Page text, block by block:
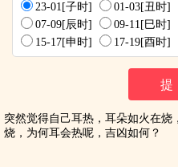
23-01[子时]
01-03[丑时]
07-09[辰时]
09-11[巳时]
15-17[申时]
17-19[酉时]
突然觉得自己耳热，耳朵如火在
烧，为何耳会热呢，吉凶如何？